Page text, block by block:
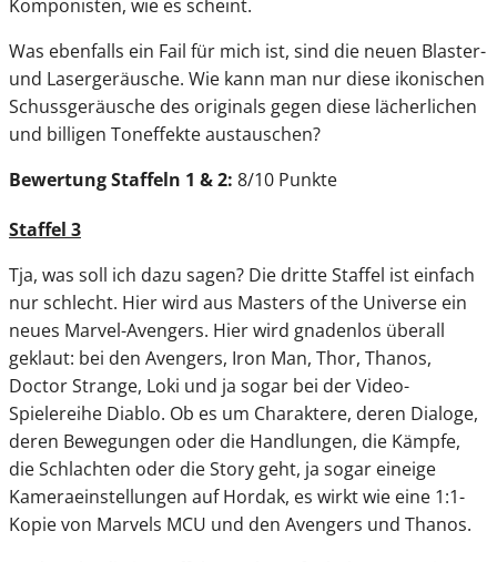
Komponisten, wie es scheint.
Was ebenfalls ein Fail für mich ist, sind die neuen Blaster-
und Lasergeräusche. Wie kann man nur diese ikonischen
Schussgeräusche des originals gegen diese lächerlichen
und billigen Toneffekte austauschen?
Bewertung Staffeln 1 & 2: 8/10 Punkte
Staffel 3
Tja, was soll ich dazu sagen? Die dritte Staffel ist einfach
nur schlecht. Hier wird aus Masters of the Universe ein
neues Marvel-Avengers. Hier wird gnadenlos überall
geklaut: bei den Avengers, Iron Man, Thor, Thanos,
Doctor Strange, Loki und ja sogar bei der Video-
Spielereihe Diablo. Ob es um Charaktere, deren Dialoge,
deren Bewegungen oder die Handlungen, die Kämpfe,
die Schlachten oder die Story geht, ja sogar eineige
Kameraeinstellungen auf Hordak, es wirkt wie eine 1:1-
Kopie von Marvels MCU und den Avengers und Thanos.